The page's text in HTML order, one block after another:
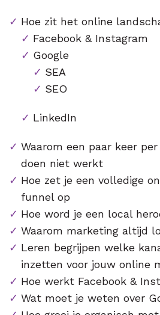
Hoe zit het online
Facebook & Instagram
Google
SEA
SEO
LinkedIn
Waarom een paar keer
doen niet werkt
Hoe zet je een volledige
funnel op
Hoe word je een local
Waarom marketing altijd
Leren begrijpen welke
inzetten voor jouw online
Hoe werkt Facebook &
Wat moet je weten over